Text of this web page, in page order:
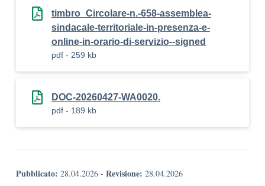
timbro_Circolare-n.-658-assemblea-
sindacale-territoriale-in-presenza-e-
online-in-orario-di-servizio--signed
pdf - 259 kb
DOC-20260427-WA0020.
pdf - 189 kb
Pubblicato: 28.04.2026 - Revisione: 28.04.2026